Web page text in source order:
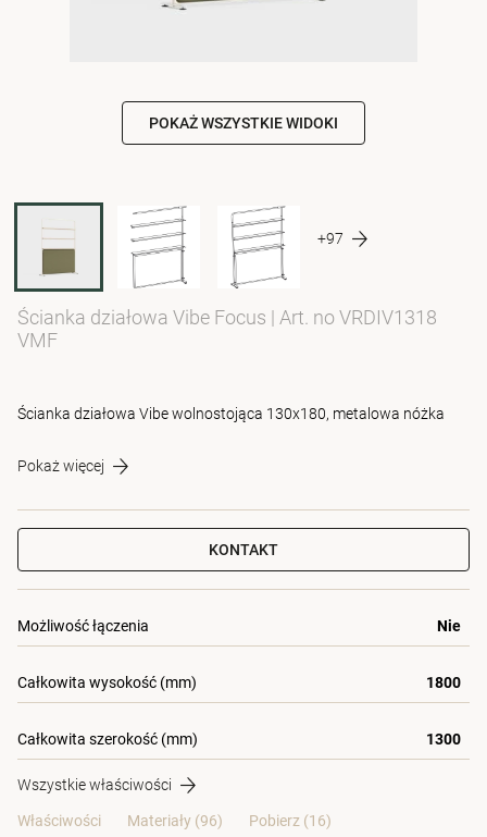
POKAŻ WSZYSTKIE WIDOKI
+97
Ścianka działowa Vibe Focus | Art. no VRDIV1318
VMF
Ścianka działowa Vibe wolnostojąca 130x180, metalowa nóżka
Pokaż więcej
KONTAKT
Możliwość łączenia Nie
Całkowita wysokość (mm) 1800
Całkowita szerokość (mm) 1300
Wszystkie właściwości
Właściwości Materiały (96) Pobierz (16)